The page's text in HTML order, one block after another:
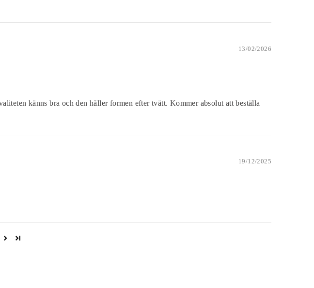
13/02/2026
känns bra och den håller formen efter tvätt. Kommer absolut att beställa
19/12/2025